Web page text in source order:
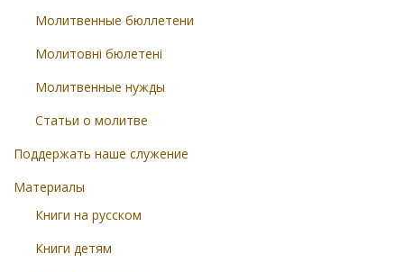
Молитвенные бюллетени
Молитовні бюлетені
Молитвенные нужды
Статьи о молитве
Поддержать наше служение
Материалы
Книги на русском
Книги детям